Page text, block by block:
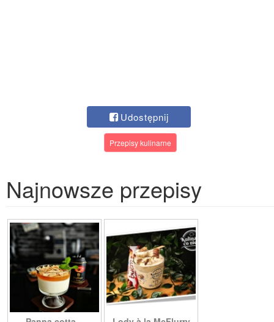
Udostępnij
Przepisy kulinarne
Najnowsze przepisy